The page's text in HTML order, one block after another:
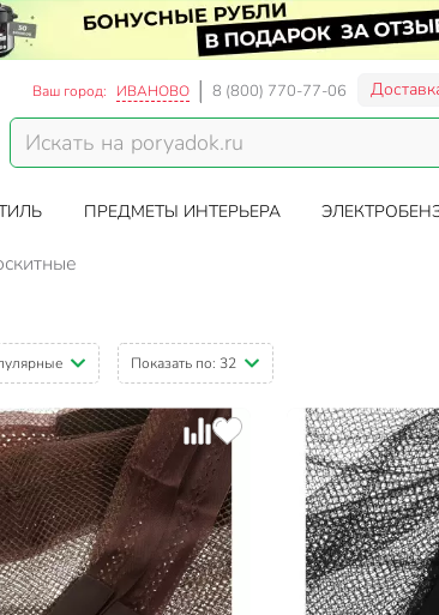
Ваш город: ИВАНОВО 8 (800) 770-77-06
ПРЕДМЕТЫ ИНТЕРЬЕРА
Показать по: 32